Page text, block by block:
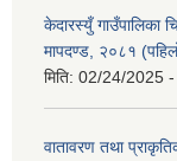
केदारस्युँ गाउँपालिका
मापदण्ड, २०८१
मिति: 02/24/2025
वातावरण तथा